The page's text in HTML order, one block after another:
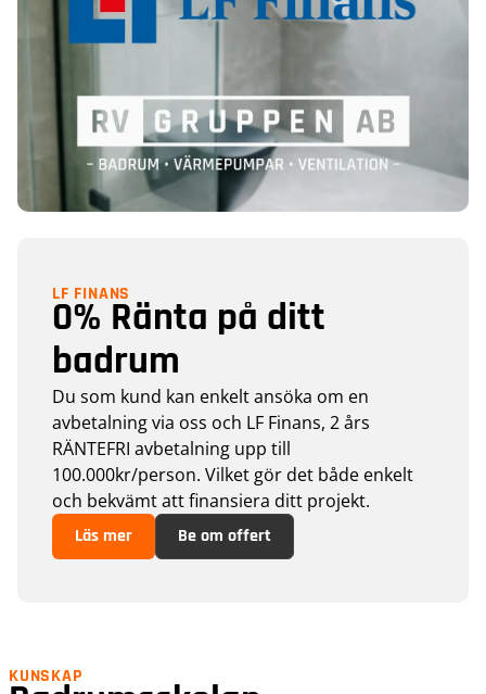
LF FINANS
0% Ränta på ditt
badrum
Du som kund kan enkelt ansöka om en
avbetalning via oss och LF Finans, 2 års
RÄNTEFRI avbetalning upp till
100.000kr/person. Vilket gör det både enkelt
och bekvämt att finansiera ditt projekt.
Läs mer Be om offert
KUNSKAP